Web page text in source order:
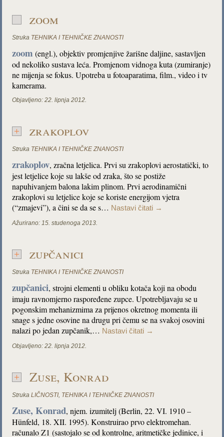
zoom
Struka TEHNIKA I TEHNIČKE ZNANOSTI
zoom (engl.), objektiv promjenjive žarišne daljine, sastavljen
od nekoliko sustava leća. Promjenom vidnoga kuta (zumiranje)
ne mijenja se fokus. Upotreba u fotoaparatima, film., video i tv
kamerama.
Objavljeno: 22. lipnja 2012.
zrakoplov
Struka TEHNIKA I TEHNIČKE ZNANOSTI
zrakoplov, zračna letjelica. Prvi su zrakoplovi aerostatički, to
jest letjelice koje su lakše od zraka, što se postiže
napuhivanjem balona lakim plinom. Prvi aerodinamični
zrakoplovi su letjelice koje se koriste energijom vjetra
(“zmajevi”), a čini se da se s… Nastavi čitati →
Ažurirano: 15. studenoga 2013.
zupčanici
Struka TEHNIKA I TEHNIČKE ZNANOSTI
zupčanici, strojni elementi u obliku kotača koji na obodu
imaju ravnomjerno raspoređene zupce. Upotrebljavaju se u
pogonskim mehanizmima za prijenos okretnog momenta ili
snage s jedne osovine na drugu pri čemu se na svakoj osovini
nalazi po jedan zupčanik,… Nastavi čitati →
Objavljeno: 22. lipnja 2012.
Zuse, Konrad
Struka LIČNOSTI, TEHNIKA I TEHNIČKE ZNANOSTI
Zuse, Konrad, njem. izumitelj (Berlin, 22. VI. 1910 –
Hünfeld, 18. XII. 1995). Konstruirao prvo elektromehan.
računalo Z1 (sastojalo se od kontrolne, aritmetičke jedinice, i